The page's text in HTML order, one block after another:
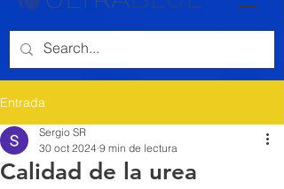
Entrada
Calidad de la urea
Sergio SR
30 oct 2024 9 min de lectura